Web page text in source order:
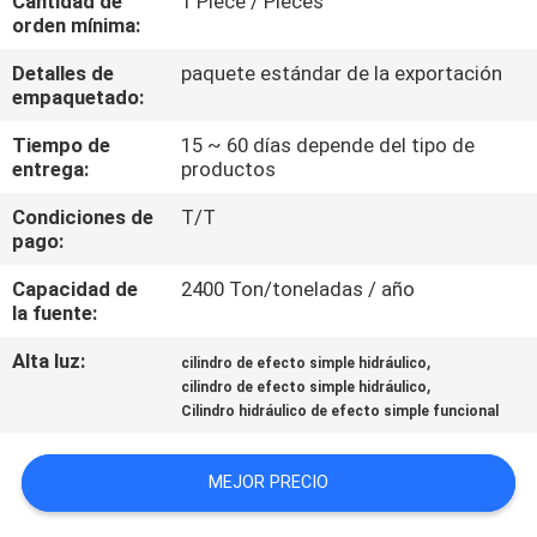
RECORRIDO
POR
LA
FÁBRICA
CONTROL
DE
CALIDAD
CONTACTA
NOSOTROS
orden mínima:
Detalles de
empaquetado:
paquete estándar de la exportación
Tiempo de
entrega:
15 ~ 60 días depende del tipo de
productos
Condiciones de
pago:
T/T
Capacidad de
la fuente:
2400 Ton/toneladas / año
Alta luz: cilindro de efecto simple hidráulico,
cilindro de efecto simple hidráulico,
Cilindro hidráulico de efecto simple funcional
MEJOR PRECIO